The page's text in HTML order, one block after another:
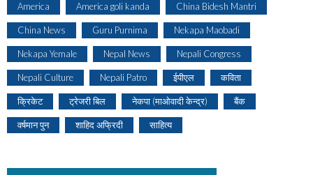
America America goli kanda China Bidesh Mantri
China News Guru Purnima Nekapa Maobadi
Nekapa Yemale Nepal News Nepali Congress
Nepali Culture Nepali Patro ईपीएल कविता
क्रिकेट ट्रेजरी बिल नेकपा (माओवादी केन्द्र) बैंक
वर्षमान पुन शाहिद अफ्रिदी साहित्य